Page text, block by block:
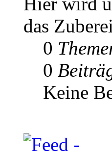
das
0
0
Keine